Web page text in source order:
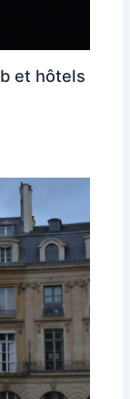
et hôtels